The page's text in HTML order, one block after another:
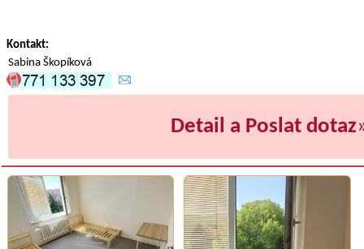
Kontakt:
Sabina Škopíková
Detail a Poslat dotaz